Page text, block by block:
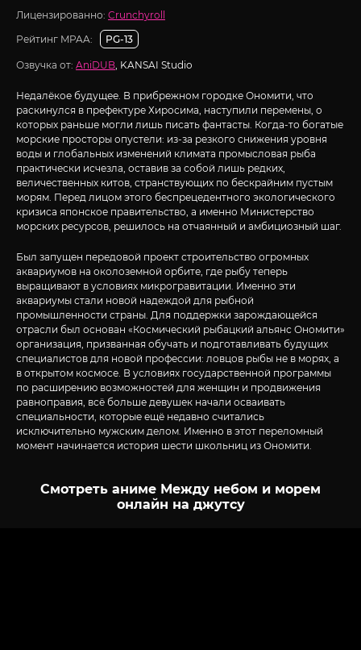
Лицензированно: Crunchyroll
Рейтинг MPAA:
PG-13
Озвучка от: AniDUB, KANSAI Studio
Недалёкое будущее. В прибрежном городке Ономити, что
раскинулся в префектуре Хиросима, наступили перемены, о
которых раньше могли лишь писать фантасты. Когда-то богатые
морские просторы опустели: из-за резкого снижения уровня
воды и глобальных изменений климата промысловая рыба
практически исчезла, оставив за собой лишь редких,
величественных китов, странствующих по бескрайним пустым
морям. Перед лицом этого беспрецедентного экологического
кризиса японское правительство, а именно Министерство
морских ресурсов, решилось на отчаянный и амбициозный шаг.
Был запущен передовой проект строительство огромных
аквариумов на околоземной орбите, где рыбу теперь
выращивают в условиях микрогравитации. Именно эти
аквариумы стали новой надеждой для рыбной
промышленности страны. Для поддержки зарождающейся
отрасли был основан «Космический рыбацкий альянс Ономити»
организация, призванная обучать и подготавливать будущих
специалистов для новой профессии: ловцов рыбы не в морях, а
в открытом космосе. В условиях государственной программы
по расширению возможностей для женщин и продвижения
равноправия, всё больше девушек начали осваивать
специальности, которые ещё недавно считались
исключительно мужским делом. Именно в этот переломный
момент начинается история шести школьниц из Ономити.
Смотреть аниме Между небом и морем
онлайн на джутсу